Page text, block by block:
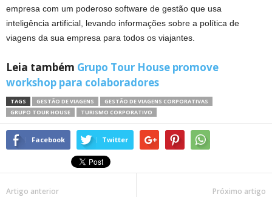
empresa com um poderoso software de gestão que usa
inteligência artificial, levando informações sobre a política de
viagens da sua empresa para todos os viajantes.
Leia também Grupo Tour House promove
workshop para colaboradores
TAGS GESTÃO DE VIAGENS
GESTÃO DE VIAGENS CORPORATIVAS
GRUPO TOUR HOUSE
TURISMO CORPORATIVO
Facebook Twitter
Artigo anterior Próximo artigo